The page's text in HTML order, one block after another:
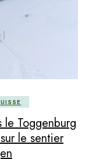
le Toggenburg
le sentier